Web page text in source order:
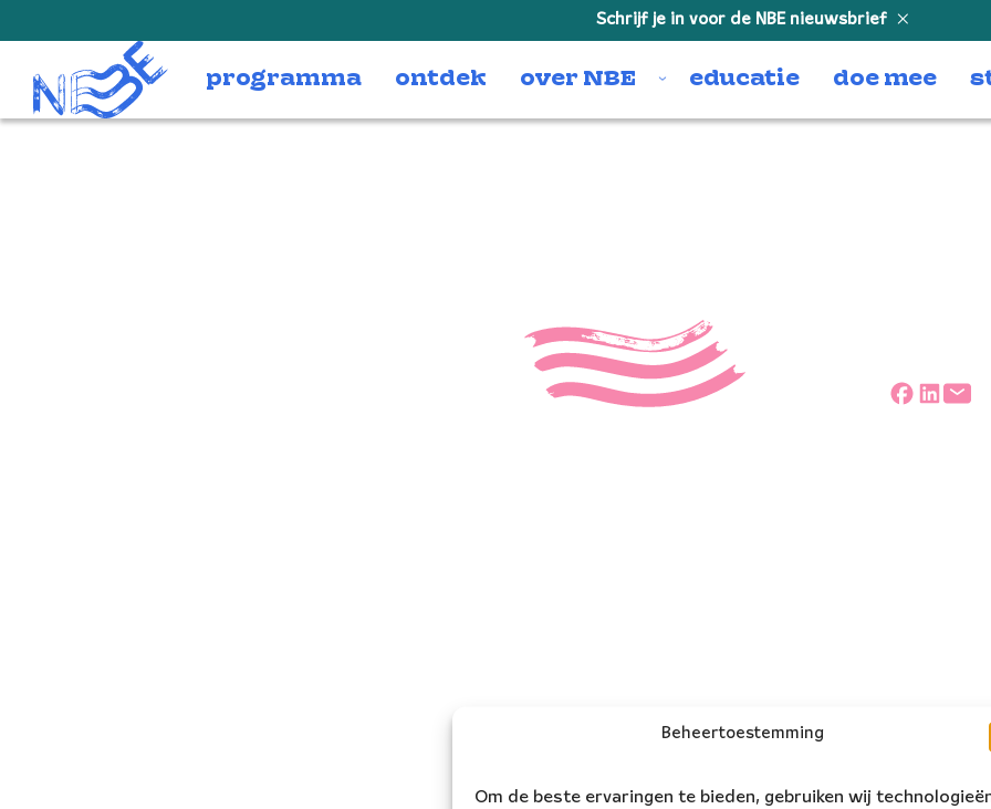
Beheertoestemming
Om de beste ervaringen te bieden, gebruiken wij
Schrijf je in voor de NBE nieuwsbrief
programma ontdek over NBE educatie doe mee